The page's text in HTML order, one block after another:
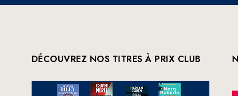
DÉCOUVREZ NOS TITRES À PRIX CLUB